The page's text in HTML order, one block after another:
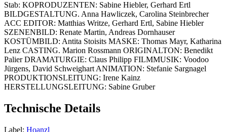
Stab: KOPRODUZENTEN: Sabine Hiebler, Gerhard Ertl
BILDGESTALTUNG. Anna Hawliczek, Carolina Steinbrecher
ACC EDITOR: Matthias Writze, Gerhard Ertl, Sabine Hiebler
SZENENBILD: Renate Martin, Andreas Dornhauser
KOSTÜMBILD: Antita Stoisits MASKE: Thomas Mayr, Katharina
Lenz CASTING. Marion Rossmann ORIGINALTON: Benedikt
Palier DRAMATURGIE: Claus Philipp FILMMUSIK: Voodoo
Jürgens, David Schweighart ANIMATION: Stefanie Sargnagel
PRODUKTIONSLEITUNG: Irene Kainz
HERSTELLUNGSLEITUNG: Sabine Gruber
Technische Details
Label: Hoanzl